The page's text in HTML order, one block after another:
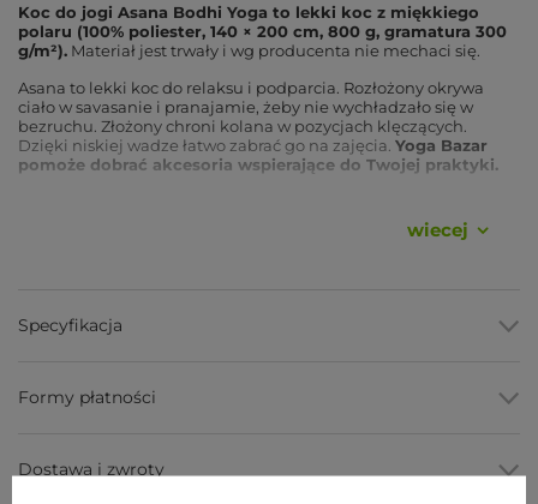
Koc do jogi Asana Bodhi Yoga to lekki koc z miękkiego
polaru (100% poliester, 140 × 200 cm, 800 g, gramatura 300
g/m²). Materiał jest trwały i wg producenta nie mechaci się.
Asana to lekki koc do relaksu i podparcia. Rozłożony okrywa
ciało w savasanie i pranajamie, żeby nie wychładzało się w
bezruchu. Złożony chroni kolana w pozycjach klęczących.
Dzięki niskiej wadze łatwo zabrać go na zajęcia. Yoga Bazar
pomoże dobrać akcesoria wspierające do Twojej praktyki.
Nie mechaci się wg producenta
, zachowuje wygląd po
Parametr Wartość
wiecej
Specyfikacja
Formy płatności
Dostawa i zwroty